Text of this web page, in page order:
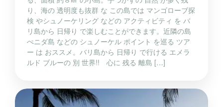
り、海の 透明度も抜群 な この島では マンゴローブ探
検 やシュノーケリング などの アクティビティ を バ
リ島から 日帰り で楽しむことができます。近隣の島
ぺニダ島 などの シュノーケル ポイント を巡る ツア
ー は おススメ。バリ島から 日帰り で行ける エメラ
ルド ブルーの 別 世界!! 心に 残る 離島 […]